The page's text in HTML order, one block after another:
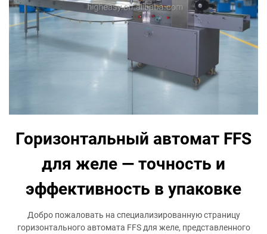
Горизонтальный автомат FFS
для желе — точность и
эффективность в упаковке
Добро пожаловать на специализированную страницу
горизонтального автомата FFS для желе, представленного